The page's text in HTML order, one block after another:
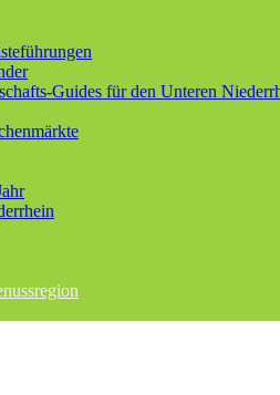
Guides für den Unteren